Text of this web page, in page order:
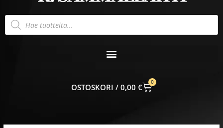
Products
search
0,00 €
0
CART